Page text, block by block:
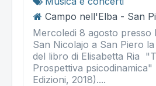
Campo nell'Elba - San
Mercoledi 8 agosto presso
San Nicolajo a San Piero
del libro di Elisabetta Ria
Prospettiva
Edizioni, 2018)....